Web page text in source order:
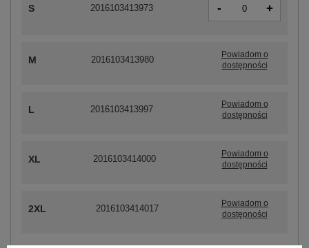
S 2016103413973 - +
M 2016103413980
Powiadom o
dostępności
L 2016103413997
Powiadom o
dostępności
XL 2016103414000
Powiadom o
dostępności
2XL 2016103414017
Powiadom o
dostępności